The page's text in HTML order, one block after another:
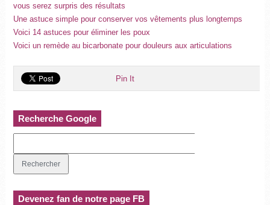
vous serez surpris des résultats
Une astuce simple pour conserver vos vêtements plus longtemps
Voici 14 astuces pour éliminer les poux
Voici un remède au bicarbonate pour douleurs aux articulations
Pin It
Recherche Google
Devenez fan de notre page FB